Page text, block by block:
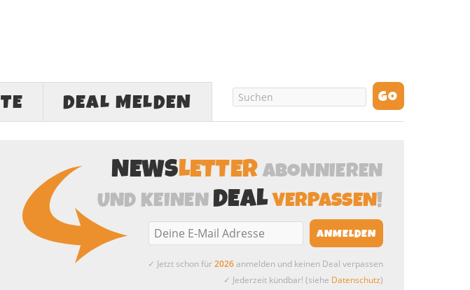
DEAL MELDEN
NEWSLETTERABONNIEREN
UND KEINENDEALVERPASSEN!
✓ Jetzt schon für2026anmelden und keinen Deal verpassen
✓ Jederzeit kündbar! (siehe Datenschutz)